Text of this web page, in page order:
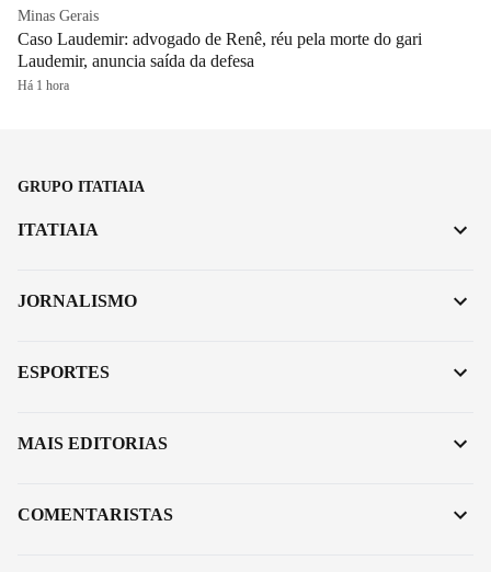
Minas Gerais
Caso Laudemir: advogado de Renê, réu pela morte do gari
Laudemir, anuncia saída da defesa
Há 1 hora
GRUPO ITATIAIA
ITATIAIA
JORNALISMO
ESPORTES
MAIS EDITORIAS
COMENTARISTAS